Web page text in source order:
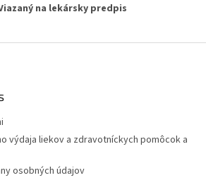
na lekársky predpis
výdaja liekov a zdravotníckych pomôcok a
osobných údajov